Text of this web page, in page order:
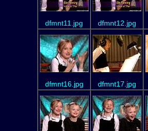
dfmnt11.jpg dfmnt12.jpg
dfmnt16.jpg dfmnt17.jpg